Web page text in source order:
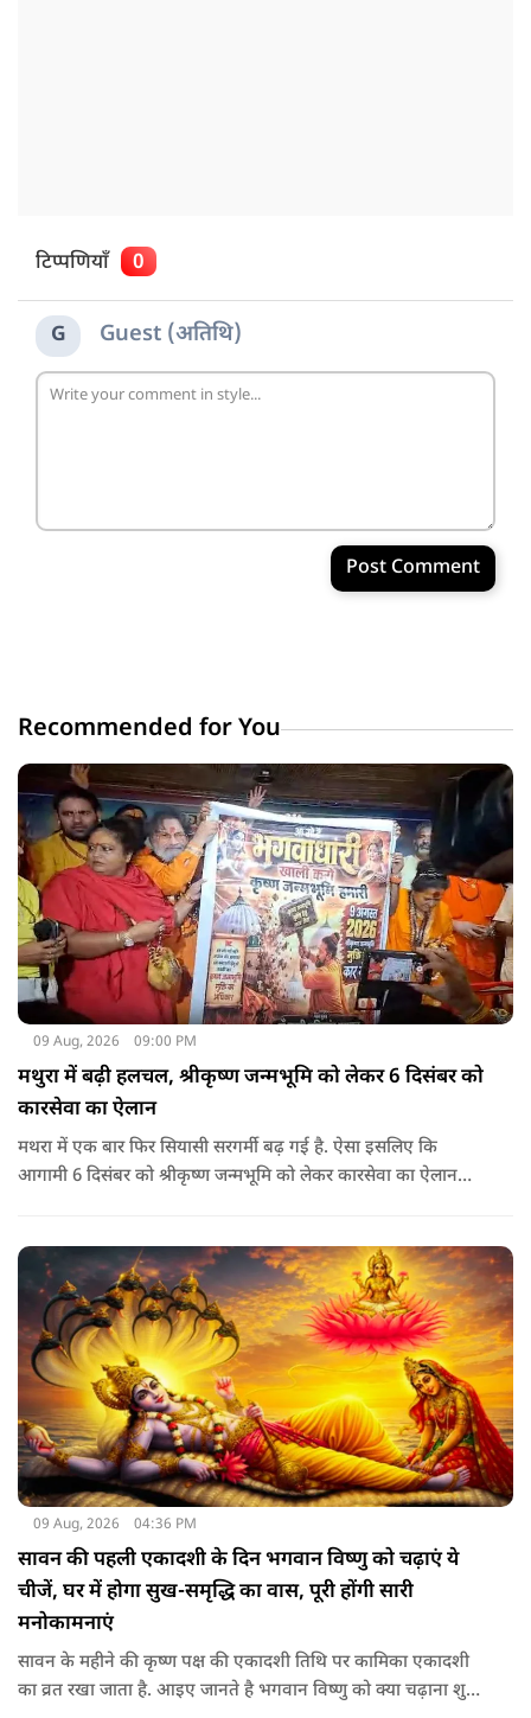
टिप्पणियाँ 0
G Guest (अतिथि)
Post Comment
Recommended for You
09 Aug, 2026 09:00 PM
मथुरा में बढ़ी हलचल, श्रीकृष्ण जन्मभूमि को लेकर 6 दिसंबर को
कारसेवा का ऐलान
मथरा में एक बार फिर सियासी सरगर्मी बढ़ गई है. ऐसा इसलिए कि
आगामी 6 दिसंबर को श्रीकृष्ण जन्मभूमि को लेकर कारसेवा का ऐलान
09 Aug, 2026 04:36 PM
सावन की पहली एकादशी के दिन भगवान विष्णु को चढ़ाएं ये
चीजें, घर में होगा सुख-समृद्धि का वास, पूरी होंगी सारी
मनोकामनाएं
सावन के महीने की कृष्ण पक्ष की एकादशी तिथि पर कामिका एकादशी
का व्रत रखा जाता है. आइए जानते है भगवान विष्णु को क्या चढ़ाना शुभ